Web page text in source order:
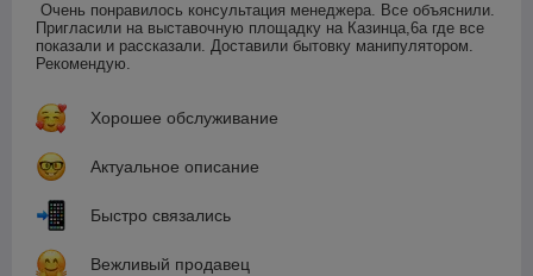
Очень понравилось консультация менеджера. Все объяснили.
Пригласили на выставочную площадку на Казинца,6а где все
показали и рассказали. Доставили бытовку манипулятором.
Рекомендую.
Хорошее обслуживание
Актуальное описание
Быстро связались
Вежливый продавец